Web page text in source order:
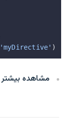
'myDirective' )
مشاهده بیشتر